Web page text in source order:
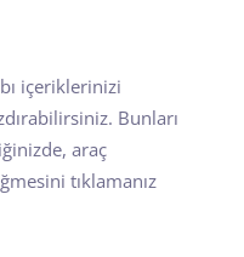
içeriklerinizi
Bunları
araç
tıklamanız